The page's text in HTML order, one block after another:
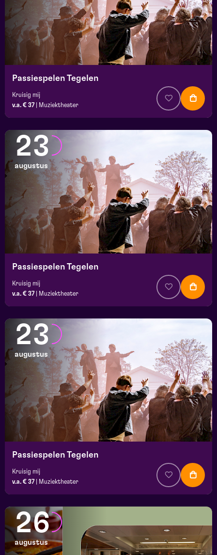
Passiespelen Tegelen
Kruisig mij
v.a. € 37
Muziektheater
23
augustus
Passiespelen Tegelen
Kruisig mij
v.a. € 37
Muziektheater
23
augustus
Passiespelen Tegelen
Kruisig mij
v.a. € 37
Muziektheater
26
augustus